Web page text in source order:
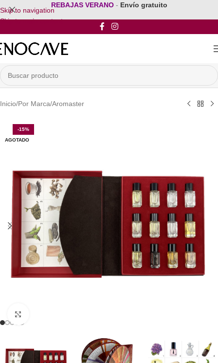
Skip to navigation
Skip to main content
REBAJAS VERANO - Envío gratuito
Inicio/Por Marca/Aromaster
-15%
AGOTADO